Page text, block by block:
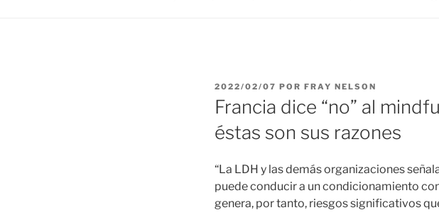
PUBLICADO
EL
2022/02/07 POR FRAY NELSON
Francia dice “no” al
éstas son sus razones
“La LDH y las demás organizaciones
puede conducir a un condicionamiento
genera, por tanto, riesgos significativos